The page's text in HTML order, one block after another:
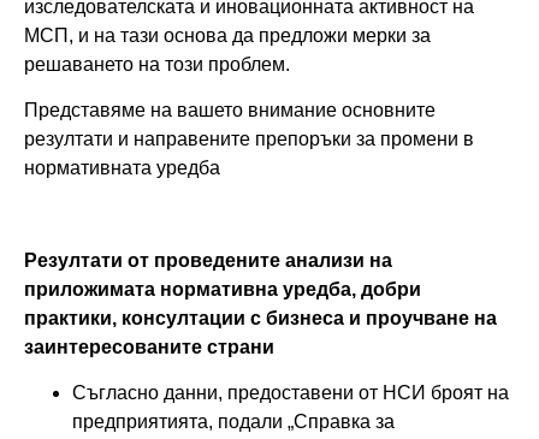
изследователската и иновационната активност на
МСП, и на тази основа да предложи мерки за
решаването на този проблем.
Представяме на вашето внимание основните
резултати и направените препоръки за промени в
нормативната уредба
Резултати от проведените анализи на
приложимата нормативна уредба, добри
практики, консултации с бизнеса и проучване на
заинтересованите страни
Съгласно данни, предоставени от НСИ броят на
предприятията, подали „Справка за